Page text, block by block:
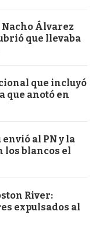
Álvarez
que llevaba
que incluyó
que anotó en
al PN y la
los blancos el
River:
expulsados al